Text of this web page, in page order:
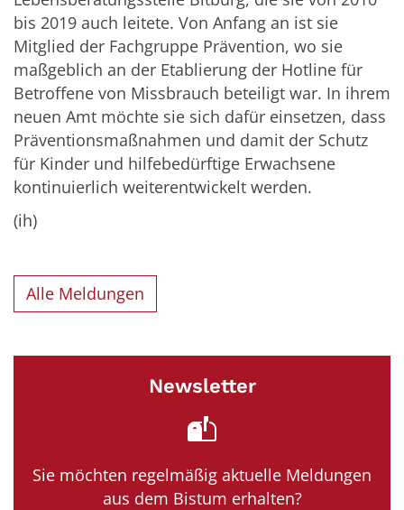
bis 2019 auch leitete. Von Anfang an ist sie
Mitglied der Fachgruppe Prävention, wo sie
maßgeblich an der Etablierung der Hotline für
Betroffene von Missbrauch beteiligt war. In ihrem
neuen Amt möchte sie sich dafür einsetzen, dass
Präventionsmaßnahmen und damit der Schutz
für Kinder und hilfebedürftige Erwachsene
kontinuierlich weiterentwickelt werden.
(ih)
Alle Meldungen
Newsletter
Sie möchten regelmäßig aktuelle Meldungen
aus dem Bistum erhalten?